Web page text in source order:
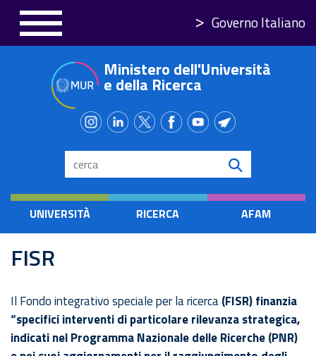
content
Governo Italiano
Ministero dell'Università
e della Ricerca
Search
UNIVERSITÀ RICERCA AFAM
FISR
Il Fondo integrativo speciale per la ricerca(FISR) finanzia
“specifici interventi di particolare rilevanza strategica,
indicati nel Programma Nazionale delle Ricerche (PNR)